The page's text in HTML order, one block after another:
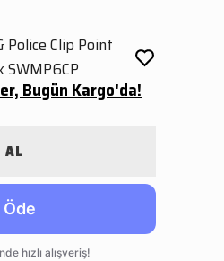
Clip Point
SWMP6CP
Bugün Kargo'da!
AL